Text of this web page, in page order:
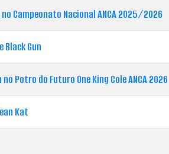
Campeonato Nacional ANCA 2025/2026
Black Gun
Potro do Futuro One King Cole ANCA 2026
Kat